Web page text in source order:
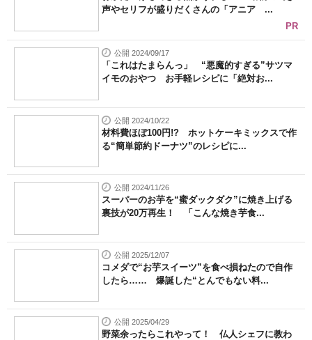
声やセリフが盛りだくさんの「アニア ...
PR
公開 2024/09/17
「これはたまらんっ」 “悪魔的すぎる”サツマ
イモのおやつ お手軽レシピに「絶対お...
公開 2024/10/22
材料費ほぼ100円!? ホットケーキミックスで作
る“簡単節約ドーナツ”のレシピに...
公開 2024/11/26
スーパーのお芋を“蜜ダックダク”に焼き上げる
裏技が20万再生！ 「こんな焼き芋食...
公開 2025/12/07
コメダで“お芋スイーツ”を食べ損ねたので自作
したら…… 爆誕した“とんでもない料...
公開 2025/04/29
野菜余ったらこれやって！ 仏人シェフに教わ